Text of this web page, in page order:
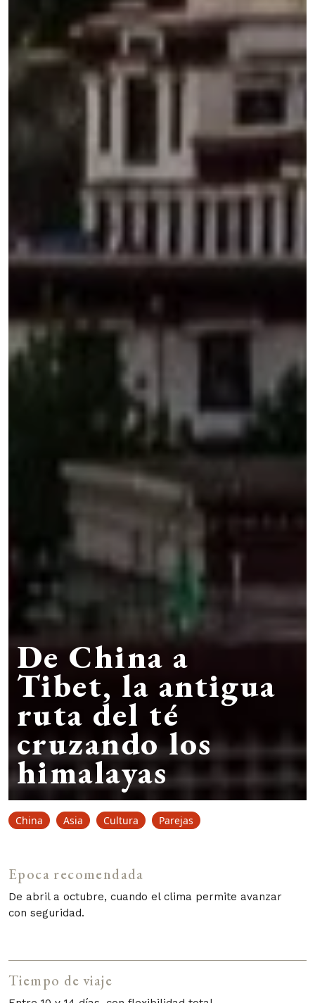
De China a
Tibet, la antigua
ruta del té
cruzando los
himalayas
China Asia Cultura Parejas
Epoca recomendada
De abril a octubre, cuando el clima permite avanzar
con seguridad.
Tiempo de viaje